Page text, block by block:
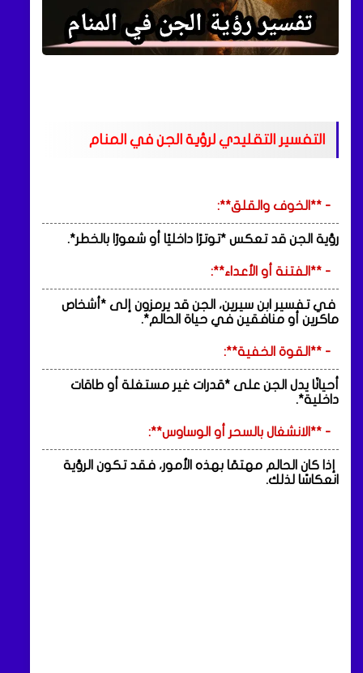
التفسير التقليدي لرؤية الجن في المنام
- **الخوف والقلق**:
رؤية الجن قد تعكس *توترًا داخليًا أو شعورًا بالخطر*.
- **الفتنة أو الأعداء**:
في تفسير ابن سيرين، الجن قد يرمزون إلى *أشخاص
ماكرين أو منافقين في حياة الحالم*.
- **القوة الخفية**:
أحيانًا يدل الجن على *قدرات غير مستغلة أو طاقات
داخلية*.
- **الانشغال بالسحر أو الوساوس**:
إذا كان الحالم مهتمًا بهذه الأمور، فقد تكون الرؤية
انعكاسًا لذلك.